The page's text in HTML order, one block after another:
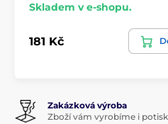
Skladem v e-shopu.
181 Kč
Zakázková výroba
Zboží vám vyrobíme i